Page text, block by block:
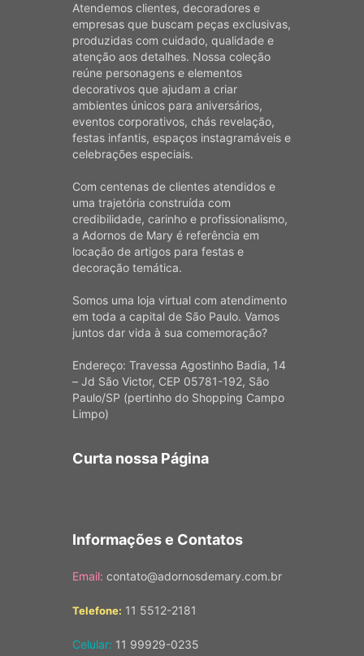
Atendemos clientes, decoradores e
empresas que buscam peças exclusivas,
produzidas com cuidado, qualidade e
atenção aos detalhes. Nossa coleção
reúne personagens e elementos
decorativos que ajudam a criar
ambientes únicos para aniversários,
eventos corporativos, chás revelação,
festas infantis, espaços instagramáveis e
celebrações especiais.
Com centenas de clientes atendidos e
uma trajetória construída com
credibilidade, carinho e profissionalismo,
a Adornos de Mary é referência em
locação de artigos para festas e
decoração temática.
Somos uma loja virtual com atendimento
em toda a capital de São Paulo. Vamos
juntos dar vida à sua comemoração?
Endereço: Travessa Agostinho Badia, 14
– Jd São Victor, CEP 05781-192, São
Paulo/SP (pertinho do Shopping Campo
Limpo)
Curta nossa Página
Informações e Contatos
Email: contato@adornosdemary.com.br
Telefone: 11 5512-2181
Celular: 11 99929-0235